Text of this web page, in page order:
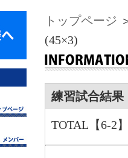
トップページ
(45×3)
練習試合結
TOTAL【6-2